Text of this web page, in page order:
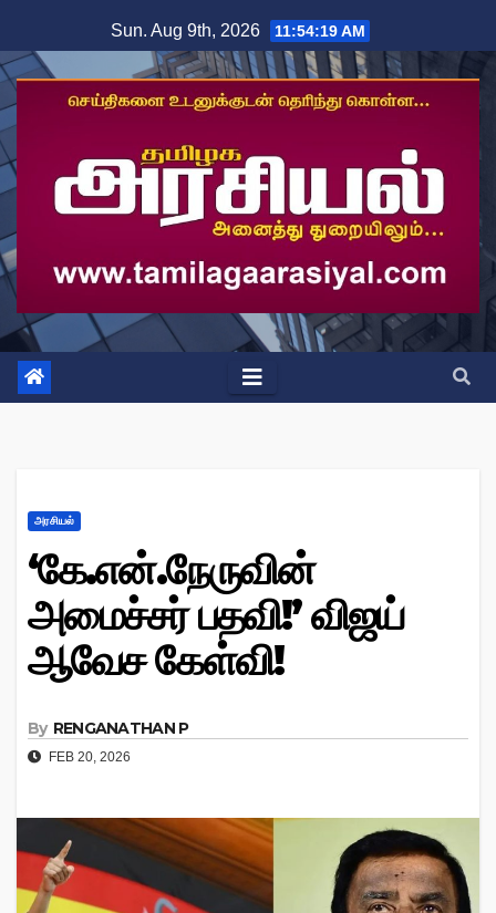
to
content
Sun. Aug 9th, 2026 11:54:20 AM
அரசியல்
‘கே.என்.நேருவின்
அமைச்சர் பதவி!’ விஜய்
ஆவேச கேள்வி!
By RENGANATHAN P
FEB 20, 2026